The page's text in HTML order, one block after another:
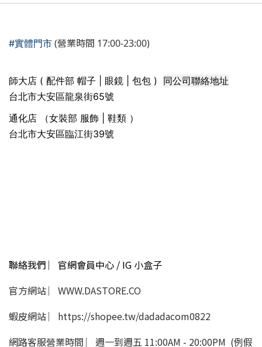
#實體門市 (營業時間 17:00-23:00)
師大店 ( 配件部 帽子 | 眼鏡 | 包包 ) 同公司聯絡地址
台北市大安區龍泉街65號
通化店 （女裝部 服飾 | 鞋類 ）
台北市大安區臨江街39號
聯絡我們 ︳官網會員中心 / IG 小盒子
官方網站 ︳WWW.DASTORE.CO
蝦皮網站 ︳https://shopee.tw/dadadacom0822
網路客服營業時間 ︳週一到週五 11:00AM - 20:00PM (例假